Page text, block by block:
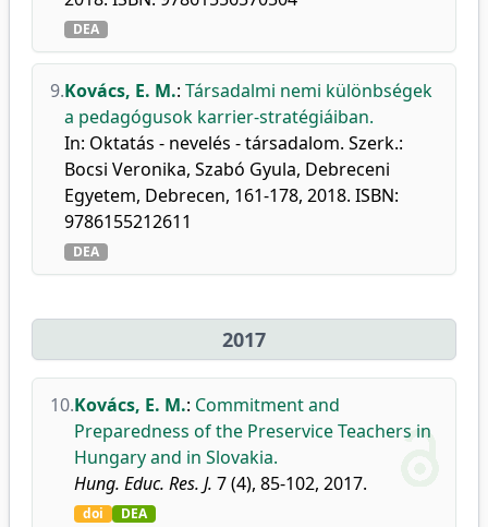
DEA
9.Kovács, E. M.: Társadalmi nemi különbségek
a pedagógusok karrier-stratégiáiban.
In: Oktatás - nevelés - társadalom. Szerk.:
Bocsi Veronika, Szabó Gyula, Debreceni
Egyetem, Debrecen, 161-178, 2018. ISBN:
9786155212611
DEA
2017
10.Kovács, E. M.: Commitment and
Preparedness of the Preservice Teachers in
Hungary and in Slovakia.
Hung. Educ. Res. J. 7 (4), 85-102, 2017.
doi DEA